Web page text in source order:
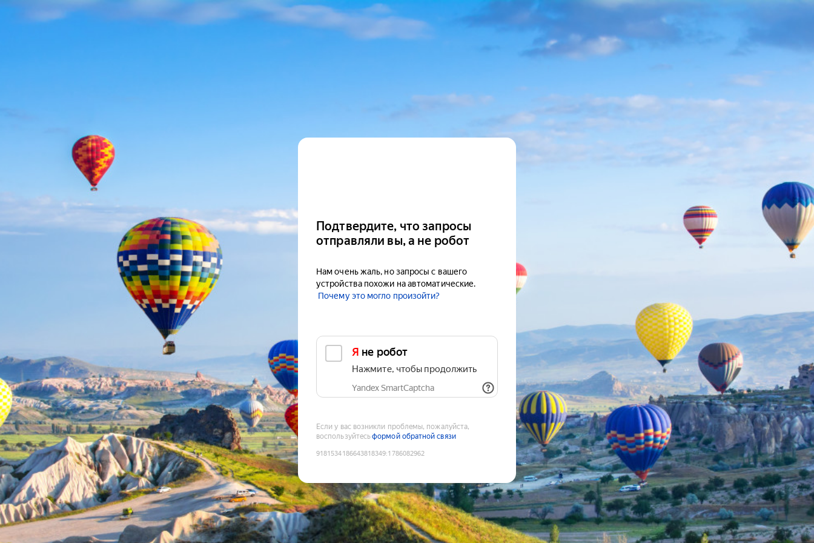
Подтвердите, что запросы
отправляли вы, а не робот
Нам очень жаль, но запросы с вашего
устройства похожи на автоматические.
Почему это могло произойти?
Я не робот
Нажмите, чтобы продолжить
Yandex SmartCaptcha
Если у вас возникли проблемы, пожалуйста,
воспользуйтесьформой обратной связи
9181534186643818349:1786082962